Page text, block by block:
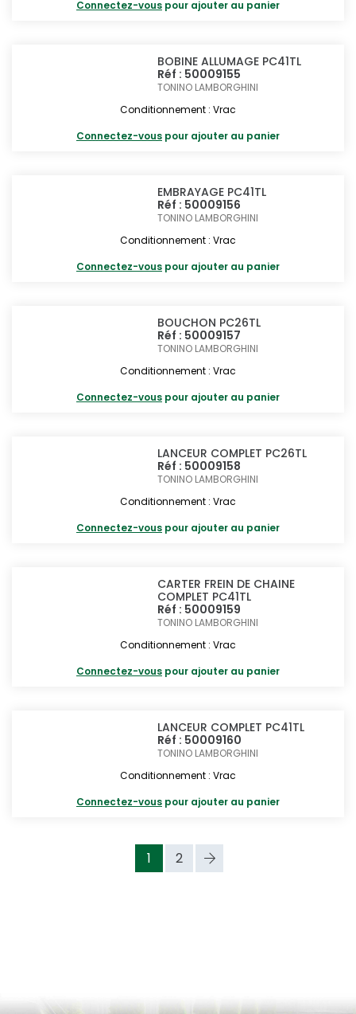
Connectez-vous pour ajouter au panier
BOBINE ALLUMAGE PC41TL
Réf : 50009155
TONINO LAMBORGHINI
Conditionnement : Vrac
Connectez-vous pour ajouter au panier
EMBRAYAGE PC41TL
Réf : 50009156
TONINO LAMBORGHINI
Conditionnement : Vrac
Connectez-vous pour ajouter au panier
BOUCHON PC26TL
Réf : 50009157
TONINO LAMBORGHINI
Conditionnement : Vrac
Connectez-vous pour ajouter au panier
LANCEUR COMPLET PC26TL
Réf : 50009158
TONINO LAMBORGHINI
Conditionnement : Vrac
Connectez-vous pour ajouter au panier
CARTER FREIN DE CHAINE
COMPLET PC41TL
Réf : 50009159
TONINO LAMBORGHINI
Conditionnement : Vrac
Connectez-vous pour ajouter au panier
LANCEUR COMPLET PC41TL
Réf : 50009160
TONINO LAMBORGHINI
Conditionnement : Vrac
Connectez-vous pour ajouter au panier
1 2